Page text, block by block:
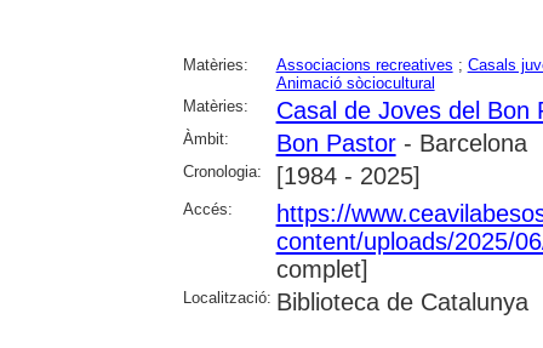
Matèries: Associacions recreatives ; Casals
Animació sòciocultural
Matèries:
Casal de Joves del Bon
Àmbit: Bon Pastor- Barcelona
Cronologia: [1984 - 2025]
Accés:
https://
content/uploads/2025/
complet]
Localització: Biblioteca de Catalunya